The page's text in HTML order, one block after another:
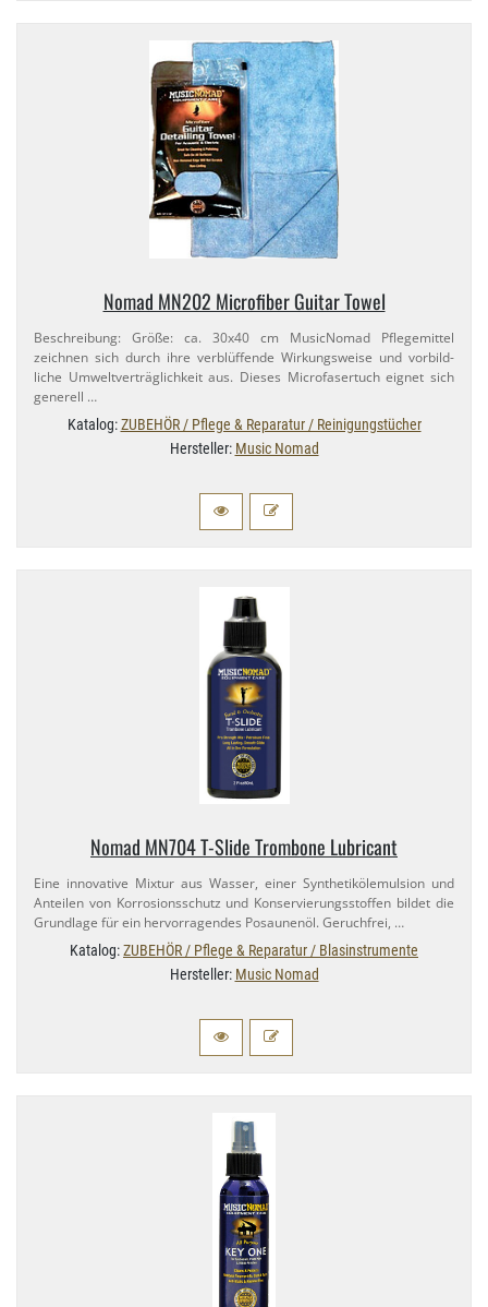
Nomad MN202 Microfiber Guitar Towel
Beschreibung: Größe: ca. 30x40 cm MusicNomad Pflegemittel
zeichnen sich durch ihre verblüffende Wirkungsweise und vorbild-
liche Umweltverträglichkeit aus. Dieses Microfasertuch eignet sich
generell …
Katalog:ZUBEHÖR / Pflege & Reparatur / Reinigungstücher
Hersteller: Music Nomad
Nomad MN704 T-​Slide Trombone Lubricant
Eine innovative Mixtur aus Wasser, einer Synthetikölemulsion und
Anteilen von Korrosionsschutz und Konservierungsstoffen bildet die
Grundlage für ein hervorragendes Posaunenöl. Geruchfrei, …
Katalog:ZUBEHÖR / Pflege & Reparatur / Blasinstrumente
Hersteller: Music Nomad